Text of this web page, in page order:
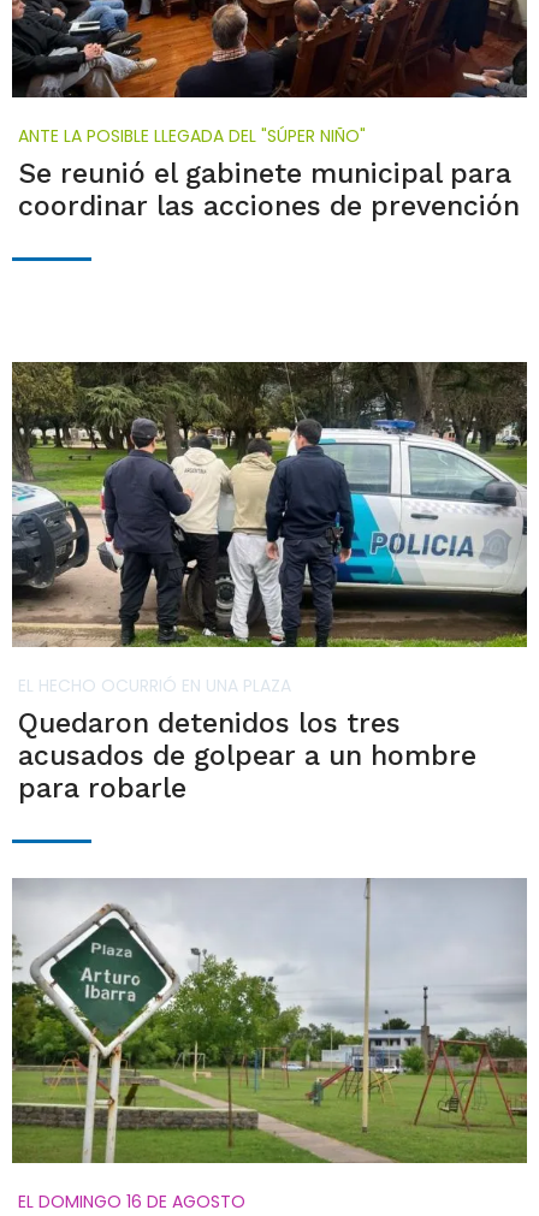
ANTE LA POSIBLE LLEGADA DEL "SÚPER NIÑO"
Se reunió el gabinete municipal para
coordinar las acciones de prevención
EL HECHO OCURRIÓ EN UNA PLAZA
Quedaron detenidos los tres
acusados de golpear a un hombre
para robarle
EL DOMINGO 16 DE AGOSTO